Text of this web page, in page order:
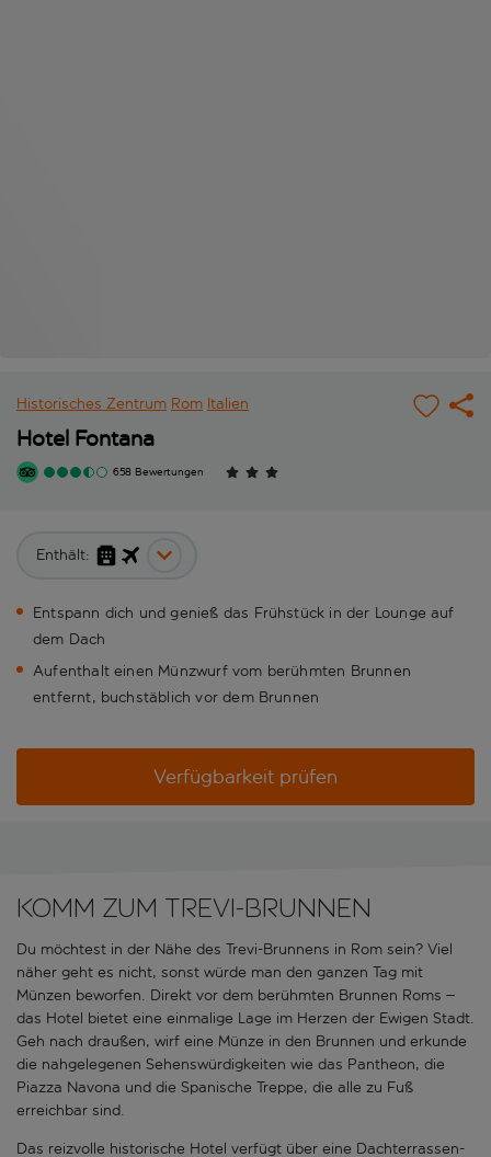
Historisches Zentrum Rom Italien
Hotel Fontana
658 Bewertungen
Enthält:
Entspann dich und genieß das Frühstück in der Lounge auf
dem Dach
Aufenthalt einen Münzwurf vom berühmten Brunnen
entfernt, buchstäblich vor dem Brunnen
Verfügbarkeit prüfen
Komm zum Trevi-Brunnen
Du möchtest in der Nähe des Trevi-Brunnens in Rom sein? Viel
näher geht es nicht, sonst würde man den ganzen Tag mit
Münzen beworfen. Direkt vor dem berühmten Brunnen Roms –
das Hotel bietet eine einmalige Lage im Herzen der Ewigen Stadt.
Geh nach draußen, wirf eine Münze in den Brunnen und erkunde
die nahgelegenen Sehenswürdigkeiten wie das Pantheon, die
Piazza Navona und die Spanische Treppe, die alle zu Fuß
erreichbar sind.
Das reizvolle historische Hotel verfügt über eine Dachterrassen-